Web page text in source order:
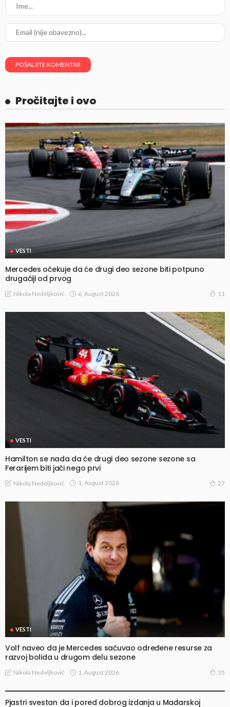
Pročitajte i ovo
VESTI
Mercedes očekuje da će drugi deo sezone biti potpuno
drugačiji od prvog
Nikola Nedeljković 6, August 2026 11
VESTI
Hamilton se nada da će drugi deo sezone sezone sa
Ferarijem biti jači nego prvi
Nikola Nedeljković 1, August 2026 27
VESTI
Volf naveo da je Mercedes sačuvao određene resurse za
razvoj bolida u drugom delu sezone
Nikola Nedeljković 1, August 2026 35
Pjastri svestan da i pored dobrog izdanja u Mađarskoj